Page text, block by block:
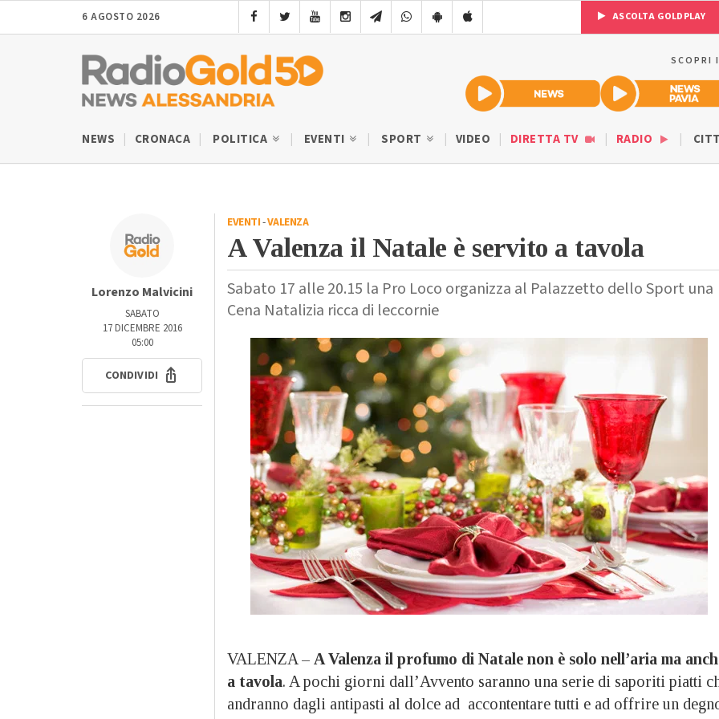
6 AGOSTO 2026 ASCOLTA GOLDPLAY
SCOPRI
NEWS CRONACA POLITICA EVENTI SPORT VIDEO DIRETTA TV RADIO
Lorenzo Malvicini
SABATO
17 DICEMBRE 2016
05:00
CONDIVIDI
EVENTI-VALENZA
A Valenza il Natale è servito a tavola
Sabato 17 alle 20.15 la Pro Loco organizza al Palazzetto dello Sport una
Cena Natalizia ricca di leccornie
VALENZA – A Valenza il profumo di Natale non è solo nell’aria ma
a tavola. A pochi giorni dall’Avvento saranno una serie di saporiti piatti
andranno dagli antipasti al dolce ad accontentare tutti e ad offrire un